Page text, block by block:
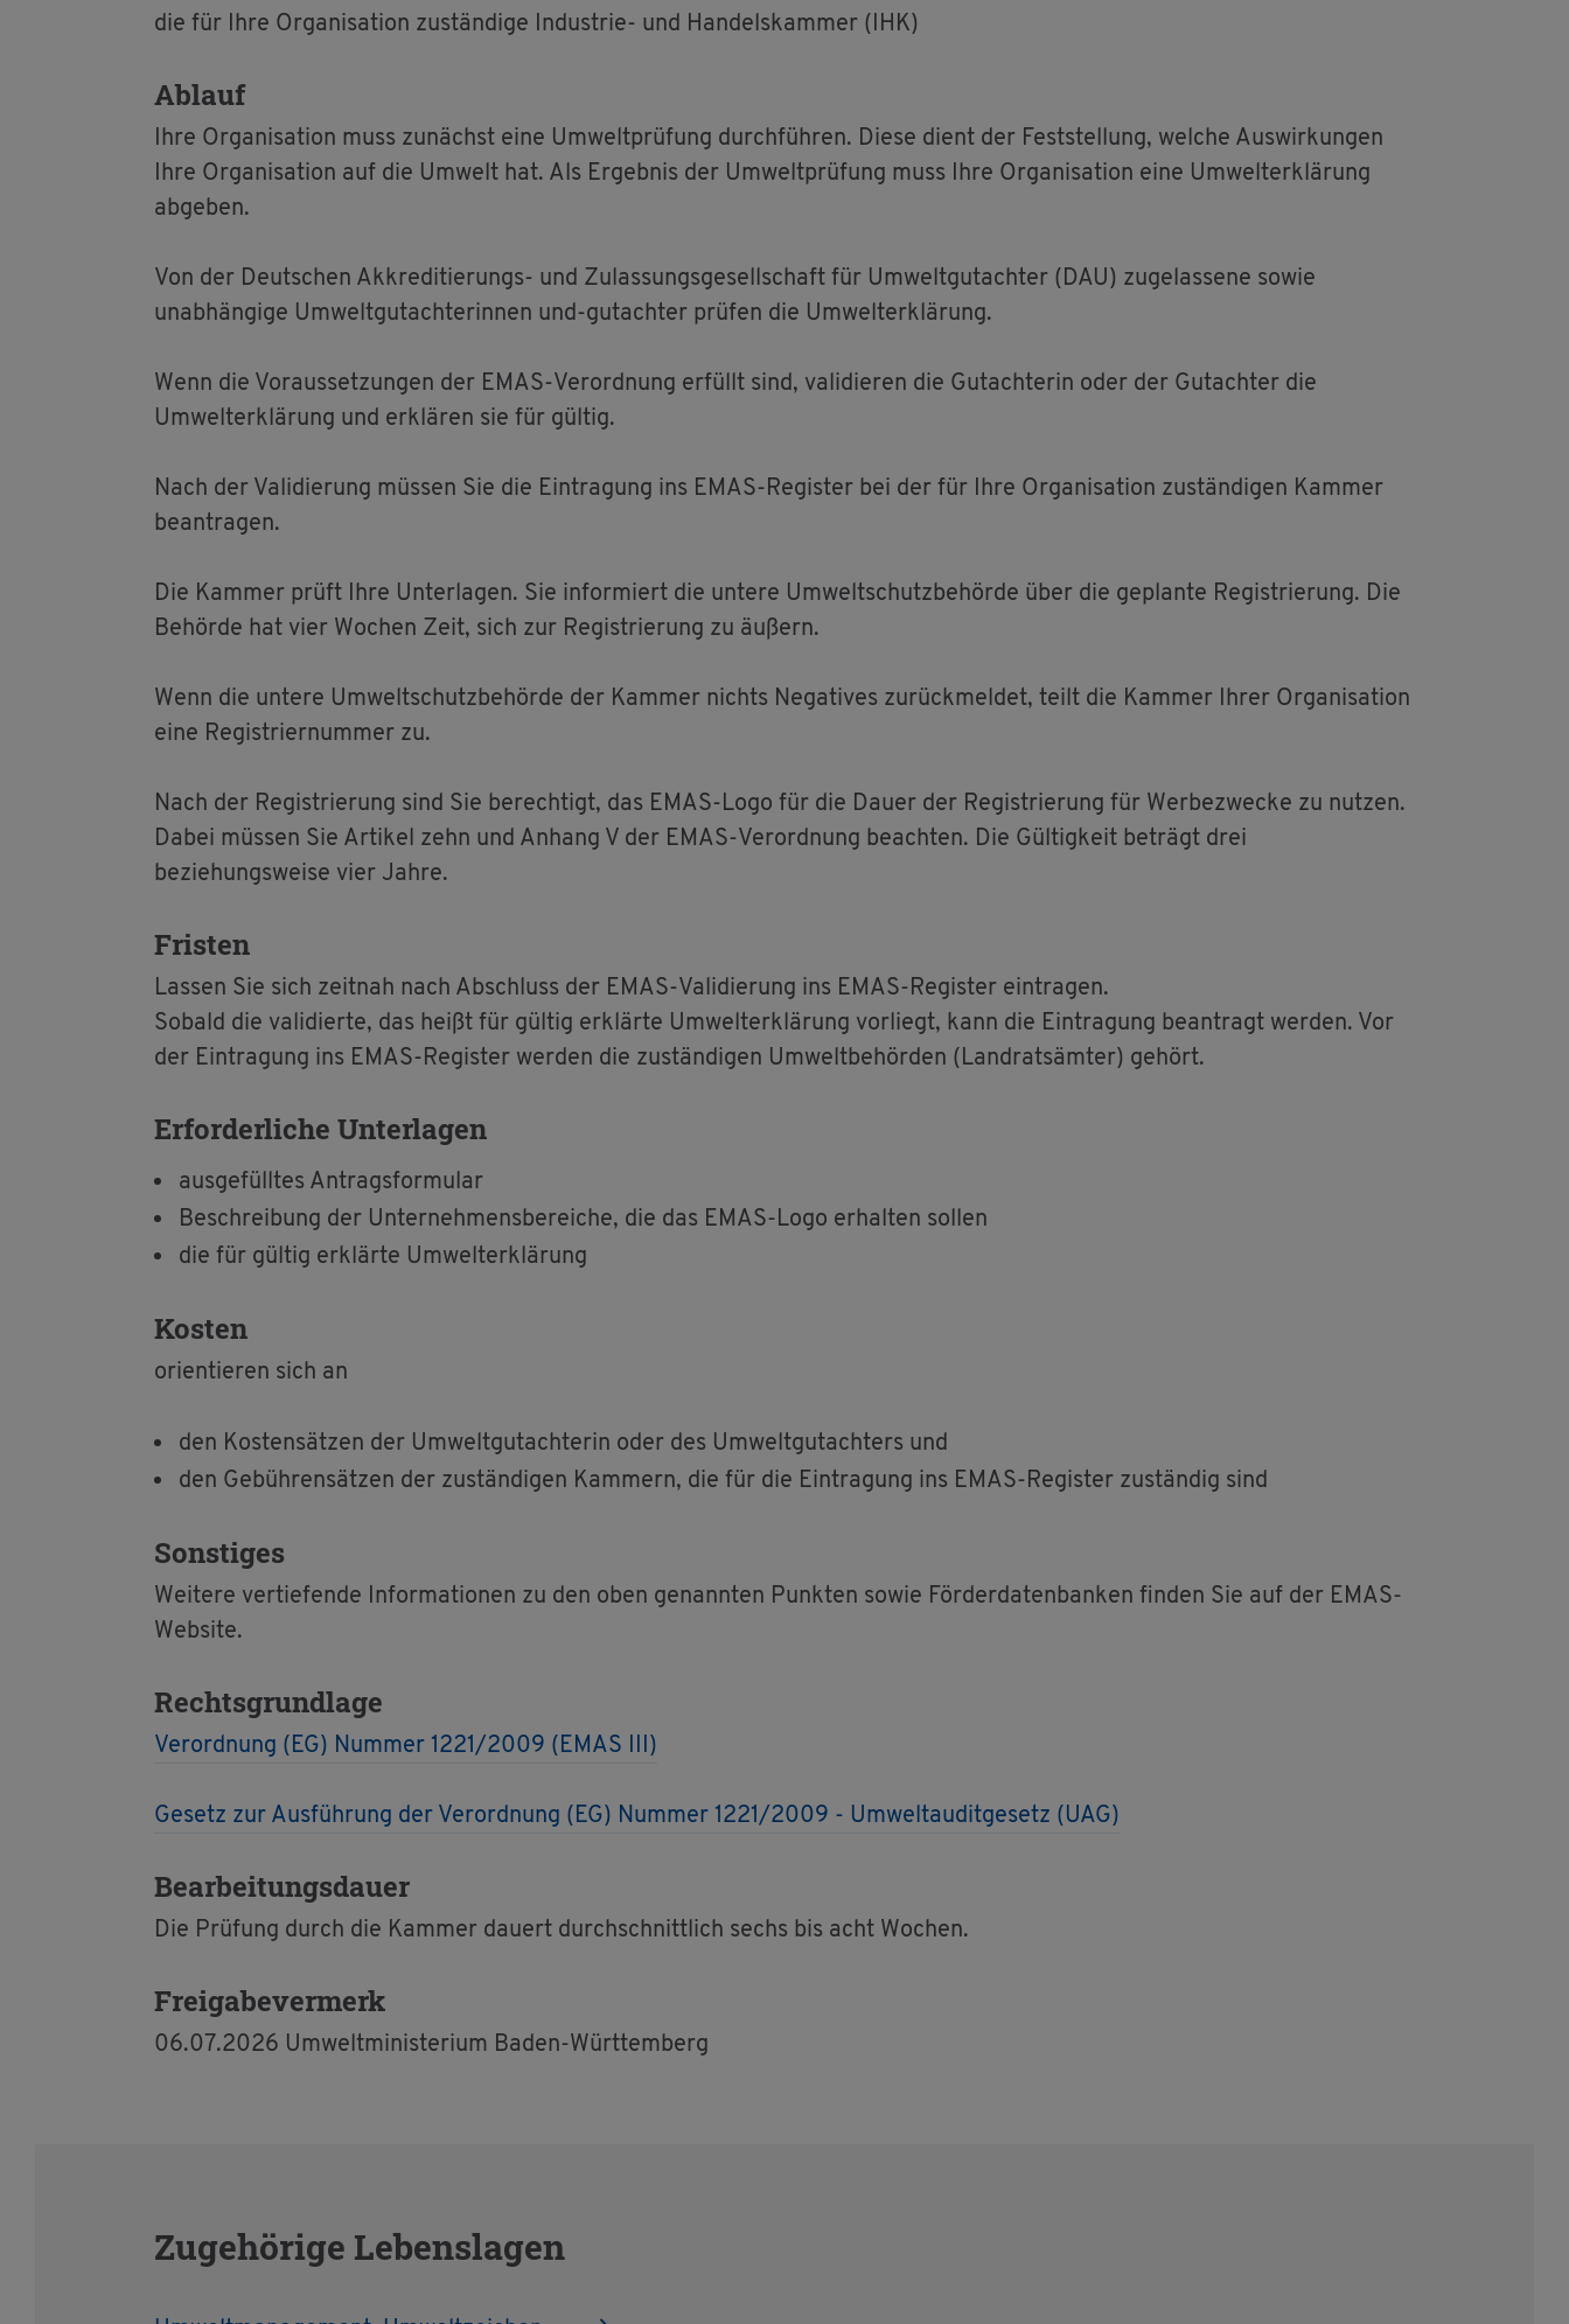
die für Ihre Or­ga­ni­sa­ti­on zu­stän­di­ge In­dus­trie- und Han­dels­kam­mer (IHK)
Ab­lauf
Ihre Or­ga­ni­sa­ti­on muss zu­nächst eine Um­welt­prü­fung durch­füh­ren. Diese dient der Fest­stel­lung, wel­che Aus­wir­kun­gen
Ihre Or­ga­ni­sa­ti­on auf die Um­welt hat. Als Er­geb­nis der Um­welt­prü­fung muss Ihre Or­ga­ni­sa­ti­on eine Um­welt­er­klä­rung
ab­ge­ben.
Von der Deut­schen Ak­kre­di­tie­rungs- und Zu­las­sungs­ge­sell­schaft für Um­welt­gut­ach­ter (DAU) zu­ge­las­se­ne sowie
un­ab­hän­gi­ge Um­welt­gut­ach­te­rin­nen und-gut­ach­ter prü­fen die Um­welt­er­klä­rung.
Wenn die Vor­aus­set­zun­gen der EMAS-Ver­ord­nung er­füllt sind, va­li­die­ren die Gut­ach­te­rin oder der Gut­ach­ter die
Um­welt­er­klä­rung und er­klä­ren sie für gül­tig.
Nach der Va­li­die­rung müs­sen Sie die Ein­tra­gung ins EMAS-Re­gis­ter bei der für Ihre Or­ga­ni­sa­ti­on zu­stän­di­gen Kam­mer
be­an­tra­gen.
Die Kam­mer prüft Ihre Un­ter­la­gen. Sie in­for­miert die un­te­re Um­welt­schutz­be­hör­de über die ge­plan­te Re­gis­trie­rung. Die
Be­hör­de hat vier Wo­chen Zeit, sich zur Re­gis­trie­rung zu äu­ßern.
Wenn die un­te­re Um­welt­schutz­be­hör­de der Kam­mer nichts Ne­ga­ti­ves zu­rück­mel­det, teilt die Kam­mer Ihrer Or­ga­ni­sa­ti­on
eine Re­gis­trier­num­mer zu.
Nach der Re­gis­trie­rung sind Sie be­rech­tigt, das EMAS-Logo für die Dauer der Re­gis­trie­rung für Wer­be­zwe­cke zu nut­zen.
Dabei müs­sen Sie Ar­ti­kel zehn und An­hang V der EMAS-Ver­ord­nung be­ach­ten. Die Gül­tig­keit be­trägt drei
be­zie­hungs­wei­se vier Jahre.
Fris­ten
Las­sen Sie sich zeit­nah nach Ab­schluss der EMAS-Va­li­die­rung ins EMAS-Re­gis­ter ein­tra­gen.
So­bald die va­li­dier­te, das heißt für gül­tig er­klär­te Um­welt­er­klä­rung vor­liegt, kann die Ein­tra­gung be­an­tragt wer­den. Vor
der Ein­tra­gung ins EMAS-Re­gis­ter wer­den die zu­stän­di­gen Um­welt­be­hör­den (Land­rats­äm­ter) ge­hört.
Er­for­der­li­che Un­ter­la­gen
aus­ge­füll­tes An­trags­for­mu­lar
Be­schrei­bung der Un­ter­neh­mens­be­rei­che, die das EMAS-Logo er­hal­ten sol­len
die für gül­tig er­klär­te Um­welt­er­klä­rung
Kos­ten
ori­en­tie­ren sich an
den Kos­ten­sät­zen der Um­welt­gut­ach­te­rin oder des Um­welt­gut­ach­ters und
den Ge­büh­ren­sät­zen der zu­stän­di­gen Kam­mern, die für die Ein­tra­gung ins EMAS-Re­gis­ter zu­stän­dig sind
Sons­ti­ges
Wei­te­re ver­tie­fen­de In­for­ma­tio­nen zu den oben ge­nann­ten Punk­ten sowie För­der­da­ten­ban­ken fin­den Sie auf der EMAS-
Web­site.
Rechts­grund­la­ge
Ver­ord­nung (EG) Num­mer 1221/2009 (EMAS III)
Ge­setz zur Aus­füh­rung der Ver­ord­nung (EG) Num­mer 1221/2009 - Um­welt­au­dit­ge­setz (UAG)
Be­ar­bei­tungs­dau­er
Die Prü­fung durch die Kam­mer dau­ert durch­schnitt­lich sechs bis acht Wo­chen.
Frei­ga­be­ver­merk
06.07.2026 Um­welt­mi­nis­te­ri­um Baden-Würt­tem­berg
Zu­ge­hö­ri­ge Le­bens­la­gen